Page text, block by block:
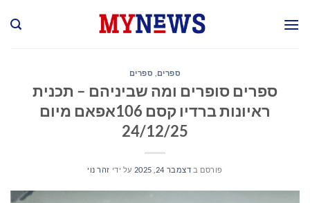
ספרים ספרים
ספרים סופרים ומה שביניהם – תכנית
ראיונות ברדיו קסם 106אפאם מיום
24/12/25
פורסם ב דצמבר 24, 2025 על ידי זהר נוי